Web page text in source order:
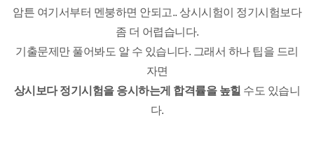
암튼 여기서부터 멘붕하면 안되고.. 상시시험이 정기시험보다
좀 더 어렵습니다.
기출문제만 풀어봐도 알 수 있습니다. 그래서 하나 팁을 드리
자면
상시보다 정기시험을 응시하는게 합격률을 높힐 수도 있습니
다.